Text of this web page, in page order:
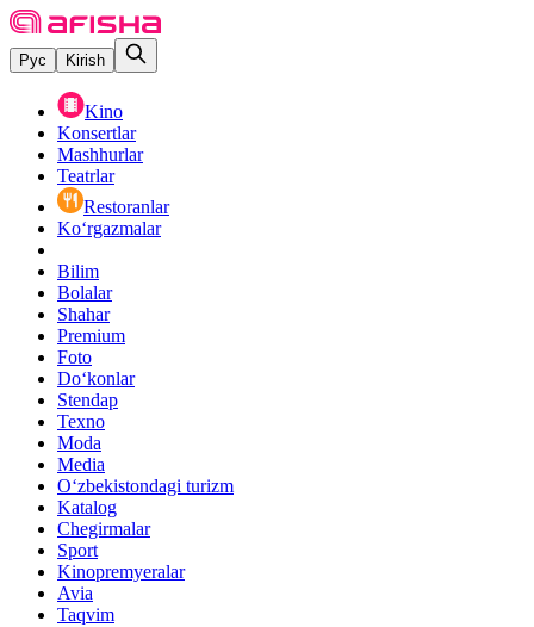
Рус Kirish
Kino
Konsertlar
Mashhurlar
Teatrlar
Restoranlar
Ko‘rgazmalar
Bilim
Bolalar
Shahar
Premium
Foto
Do‘konlar
Stendap
Texno
Moda
Media
O‘zbekistondagi turizm
Katalog
Chegirmalar
Sport
Kinopremyeralar
Avia
Taqvim